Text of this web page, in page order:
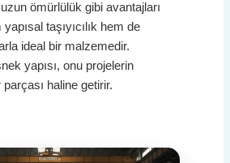
ömürlülük gibi avantajları
taşıyıcılık hem de
ideal bir malzemedir.
yapısı, onu projelerin
haline getirir.